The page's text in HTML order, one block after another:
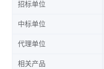
招标单位
中标单位
代理单位
相关产品